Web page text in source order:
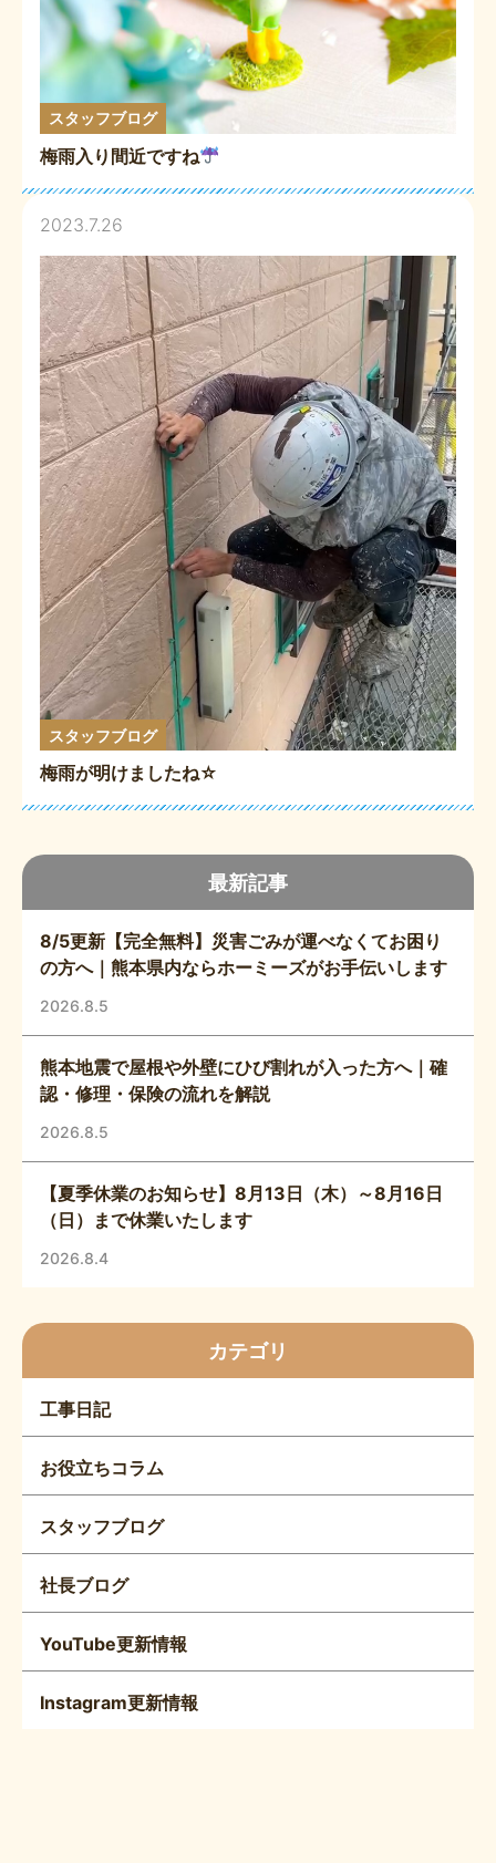
最新記事
8/5更新【完全無料】災害ごみが運べなくてお困り
の方へ｜熊本県内ならホーミーズがお手伝いします
2026.8.5
熊本地震で屋根や外壁にひび割れが入った方へ｜確
認・修理・保険の流れを解説
2026.8.5
【夏季休業のお知らせ】8月13日（木）～8月16日
（日）まで休業いたします
2026.8.4
カテゴリ
工事日記
お役立ちコラム
スタッフブログ
社長ブログ
YouTube更新情報
Instagram更新情報
スタッフブログ
梅雨入り間近ですね
2023.7.26
スタッフブログ
梅雨が明けましたね☆